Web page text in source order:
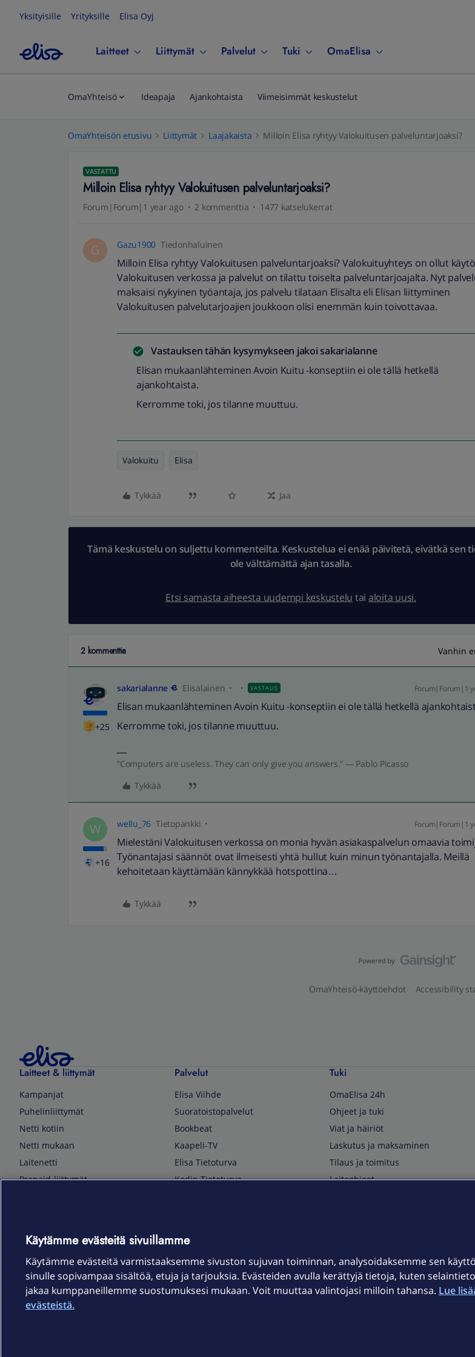
Yksityisille Yrityksille Elisa Oyj
Laitteet Liittymät Palvelut Tuki OmaElisa
OmaYhteisö Ideapaja Ajankohtaista Viimeisimmät keskustelut
OmaYhteisön etusivu Liittymät Laajakaista Milloin Elisa ryhtyy Valokuitusen palveluntarjoaksi?
VASTATTU
Milloin Elisa ryhtyy Valokuitusen palveluntarjoaksi?
Forum|Forum|1 year ago 2 kommenttia 1477 katselukerrat
G Gazu1900 Tiedonhaluinen
Milloin Elisa ryhtyy Valokuitusen palveluntarjoaksi? Valokuituyhteys on ollut
Valokuitusen verkossa ja palvelut on tilattu toiselta palveluntarjoajalta. Nyt
maksaisi nykyinen työantaja, jos palvelu tilataan Elisalta eli Elisan liittyminen
Valokuitusen palvelutarjoajien joukkoon olisi enemmän kuin toivottavaa.
Vastauksen tähän kysymykseen jakoisakarialanne
Elisan mukaanlähteminen Avoin Kuitu -konseptiin ei ole tällä hetkellä
ajankohtaista.
Kerromme toki, jos tilanne muuttuu.
Valokuitu Elisa
Tykkää Jaa
Tämä keskustelu on suljettu kommenteilta. Keskustelua ei enää päivitetä, eivätkä sen
ole välttämättä ajan tasalla.
Etsi samasta aiheesta uudempi keskustelu tai aloita uusi.
2 kommenttia Vanhin
+25
sakarialanne Elisalainen VASTAUS Forum|Forum|1
Elisan mukaanlähteminen Avoin Kuitu -konseptiin ei ole tällä hetkellä
Kerromme toki, jos tilanne muuttuu.
“Computers are useless. They can only give you answers.” ― Pablo Picasso
Tykkää
W
+16
wellu_76 Tietopankki Forum|Forum|1
Mielestäni Valokuitusen verkossa on monia hyvän asiakaspalvelun omaavia
Työnantajasi säännöt ovat ilmeisesti yhtä hullut kuin minun työnantajalla. Meillä
kehoitetaan käyttämään kännykkää hotspottina…
Tykkää
OmaYhteisö-käyttöehdot Accessibility
Laitteet & liittymät
Kampanjat
Puhelinliittymät
Netti kotiin
Netti mukaan
Laitenetti
Prepaid-liittymät
TV & audio
Kodinkoneet
Kamerat ja dronet
Kellot ja rannekkeet
Palvelut
Elisa Viihde
Suoratoistopalvelut
Bookbeat
Kaapeli-TV
Elisa Tietoturva
Kodin Tietoturva
Elisa Kotiverkko
Elisa Pilvilinna
Elisa Laiteturva
Elisa Rinnakkaisliittymät
Tuki
OmaElisa 24h
Ohjeet ja tuki
Viat ja häiriöt
Laskutus ja maksaminen
Tilaus ja toimitus
Laiteohjeet
Kuuluvuuskartta
Asiakastiedotteet
OmaElisa-sovellus
Käytämme evästeitä sivuillamme
Käytämme evästeitä varmistaaksemme sivuston sujuvan toiminnan, analysoidaksemme sen
sinulle sopivampaa sisältöä, etuja ja tarjouksia. Evästeiden avulla kerättyjä tietoja, kuten
jakaa kumppaneillemme suostumuksesi mukaan. Voit muuttaa valintojasi milloin tahansa. Lue
evästeistä.